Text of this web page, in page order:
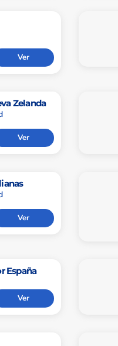
Ver
Zelanda
Ver
Ver
España
Ver